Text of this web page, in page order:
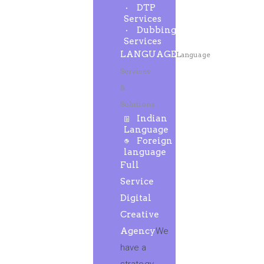
DTP
Services
Dubbing
Services
LANGUAGELanguage
Services
&
Solutions
Indian
Language
Foreign
language
Full
Service
Digital
Creative
AgencyWe
have a